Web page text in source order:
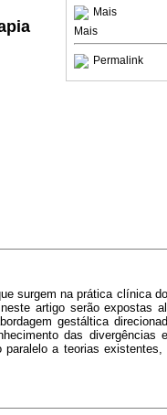
Mais
Mais
Permalink
surgem na prática clínica
artigo serão expostas
gestáltica
das divergências
a teorias